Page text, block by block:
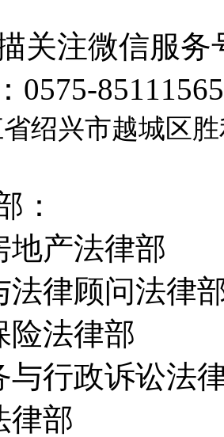
关注微信服务
0575-85111565
绍兴市越城区
：
地产法律部
法律顾问法律
险法律部
与行政诉讼法
律部